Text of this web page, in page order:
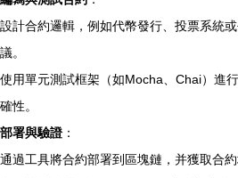
設計合約邏輯，例如代幣發行、投票系統
議。
使用單元測試框架（如Mocha、Chai）進
確性。
部署與驗證：
通過工具將合約部署到區塊鏈，并獲取合約